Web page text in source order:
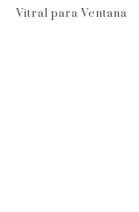
Vitral para Ventana